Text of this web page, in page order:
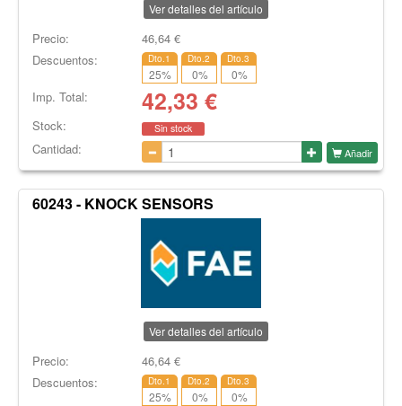
Ver detalles del artículo
Precio: 46,64€
Descuentos:
Dto.1
25%
Dto.2
0%
Dto.3
0%
Imp. Total: 42,33 €
Stock: Sin stock
Cantidad: Añadir
60243 - KNOCK SENSORS
Ver detalles del artículo
Precio: 46,64€
Descuentos:
Dto.1
25%
Dto.2
0%
Dto.3
0%